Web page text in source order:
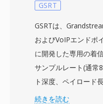
GSRT
GSRTは、
およびVoIPエンドポ
に開発した専用の着
サンプルレート(通常
ト深度、ペイロード
ッダーで始まり、デ
続きを読む